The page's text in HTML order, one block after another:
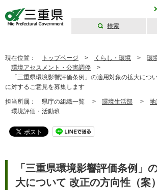
検索
現在位置： トップページ > くらし・環境 > 環
環境アセスメント・公害調停 >
「三重県環境影響評価条例」の適用対象の拡大につ
に対するご意見を募集します
担当所属： 県庁の組織一覧 > 環境生活部 >
環境評価・活動班
「三重県環境影響評価条例」
大について 改正の方向性（案